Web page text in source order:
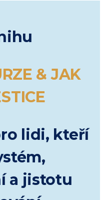
& JAK
lidi, kteří
a jistotu